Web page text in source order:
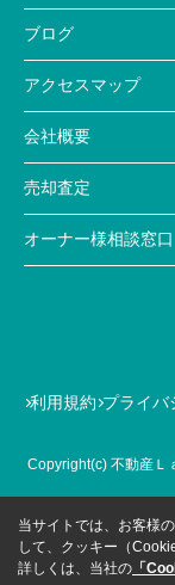
ブログ
アクセスマップ
会社概要
売却査定
オーナー様相談窓口
利用規約 プライバ
Copyright(c) 不動産Ｌ
当サイトでは、お客様
して、クッキー（
詳しくは、当社の 「